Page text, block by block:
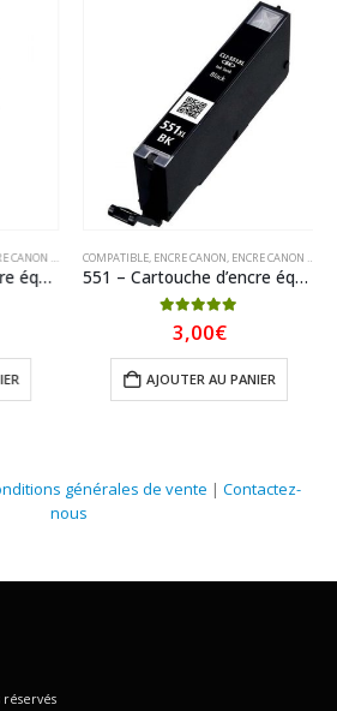
COMPATIBLE ,PREMIUM
580 – Cartouche d’encre équivalent Canon PGI-580PGBK XXL compatible (PGI580XXL / 1970C001) XXL
COMPATIBLE, ENCRE CANON, ENCRE CANON COMPATIBLE
551 – Cartouche d’encre équivalent CANON CLI-551BK XL 6443B001 compatible (CLI551) Photo Noir
5.00 sur 5
3,00€
AJOUTER AU PANIER
générales de vente | Contactez-
nous
réservés